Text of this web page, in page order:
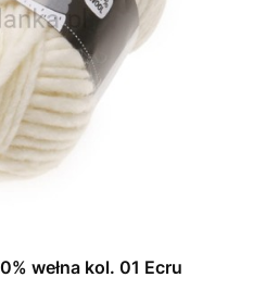
wełna kol. 01 Ecru